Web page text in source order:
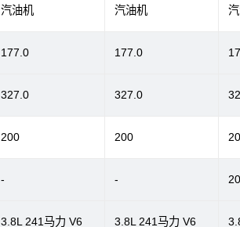
汽油机 汽油机
177.0 177.0
327.0 327.0
200 200
- -
3.8L 241马力 V6 3.8L 241马力 V6